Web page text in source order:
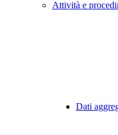
Attività e
Dati